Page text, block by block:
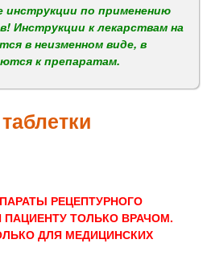
инструкции по применению
Инструкции к лекарствам на
в неизменном виде, в
к препаратам.
РЕЦЕПТУРНОГО
ТОЛЬКО ВРАЧОМ.
ДЛЯ МЕДИЦИНСКИХ